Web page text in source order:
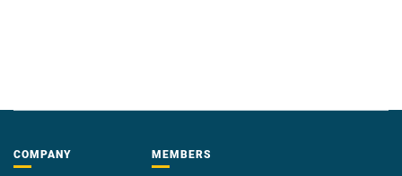
COMPANY MEMBERS